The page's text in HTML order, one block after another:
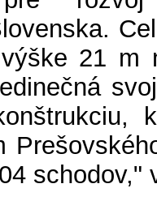
21 m
schodov,"